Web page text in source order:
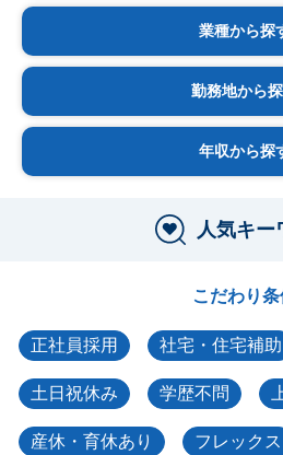
業種から探
勤務地から
年収から探
人気キー
こだわり
正社員採用 社宅・住宅補助
土日祝休み 学歴不問
産休・育休あり フレックス